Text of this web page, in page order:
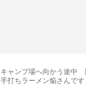
キャンプ場へ向かう途中
手打ちラーメン焔さんです